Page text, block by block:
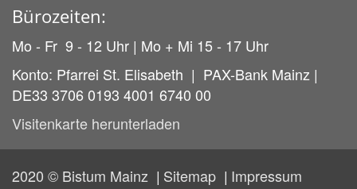
Bürozeiten:
Mo - Fr 9 - 12 Uhr | Mo + Mi 15 - 17 Uhr
Konto: Pfarrei St. Elisabeth | PAX-Bank Mainz |
DE33 3706 0193 4001 6740 00
Visitenkarte herunterladen
2020 © Bistum Mainz Sitemap
Impressum